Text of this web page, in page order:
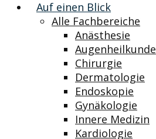
Auf einen Blick
Alle Fachbereiche
Anästhesie
Augenheilkunde
Chirurgie
Dermatologie
Endoskopie
Gynäkologie
Innere Medizin
Kardiologie